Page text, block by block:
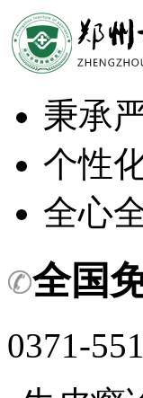
秉承
个性
全心
全国
0371-